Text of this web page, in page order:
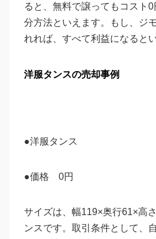
ると、無料で譲ってもコスト
分方法といえます。もし、ジ
れれば、すべて利益になると
洋服タンスの売却事例
●洋服タンス
●価格 0円
サイズは、幅119×奥行61×高
ンスです。取引条件として、